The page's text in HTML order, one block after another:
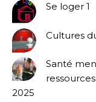
Se loger 1
Cultures
Santé
2025